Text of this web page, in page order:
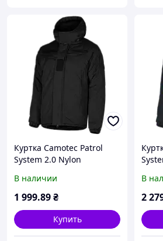
Куртка Camotec Patrol
System 2.0 Nylon
В наличии
1 999.89₴
Купить
В
2